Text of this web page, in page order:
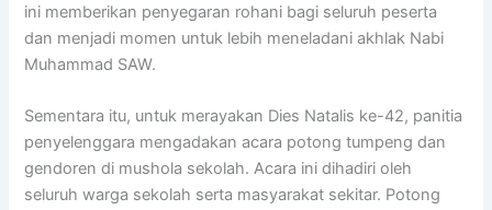
ini memberikan penyegaran rohani bagi seluruh peserta
dan menjadi momen untuk lebih meneladani akhlak Nabi
Muhammad SAW.
Sementara itu, untuk merayakan Dies Natalis ke-42, panitia
penyelenggara mengadakan acara potong tumpeng dan
gendoren di mushola sekolah. Acara ini dihadiri oleh
seluruh warga sekolah serta masyarakat sekitar. Potong